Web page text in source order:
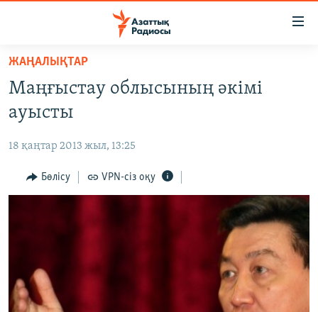
Skip
main
content
Skip
to
Navigation
Skip
САЯСАТ
AZATTYQTV
ҚАҢТАР ОҚИҒАСЫ
АДАМ ҚҰҚЫҚТАРЫ
Русский
ЖАҢАЛЫҚТАР
Маңғыстау облысының әкімі
ауысты
18 қаңтар 2013 жыл, 13:25
Бөлісу VPN-сіз оқу